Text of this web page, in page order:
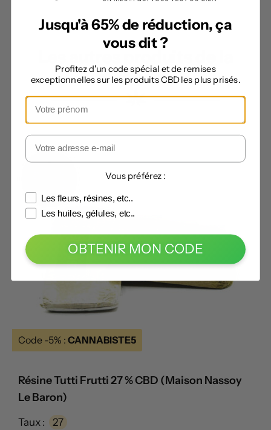
catégorie
Code -5% : CANNABISTE5
Résine Tutti Frutti 27 % CBD (Maison Nassoy
Le Baron)
Taux : 27
Jusqu'à 65% de réduction, ça
vous dit ?
Profitez d'un code spécial et de remises
exceptionnelles sur les produits CBD les plus prisés.
Vous préférez :
Les fleurs, résines, etc..
Les huiles, gélules, etc..
OBTENIR MON CODE